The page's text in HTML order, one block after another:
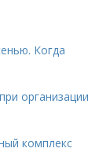
Когда
организации
комплекс